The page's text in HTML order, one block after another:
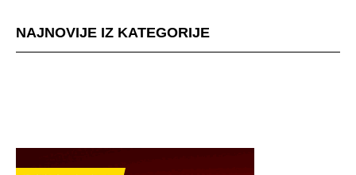
NAJNOVIJE IZ KATEGORIJE